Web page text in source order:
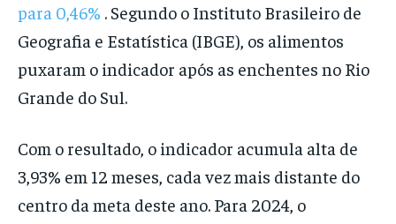
para 0,46% . Segundo o Instituto Brasileiro de
Geografia e Estatística (IBGE), os alimentos
puxaram o indicador após as enchentes no Rio
Grande do Sul.
Com o resultado, o indicador acumula alta de
3,93% em 12 meses, cada vez mais distante do
centro da meta deste ano. Para 2024, o